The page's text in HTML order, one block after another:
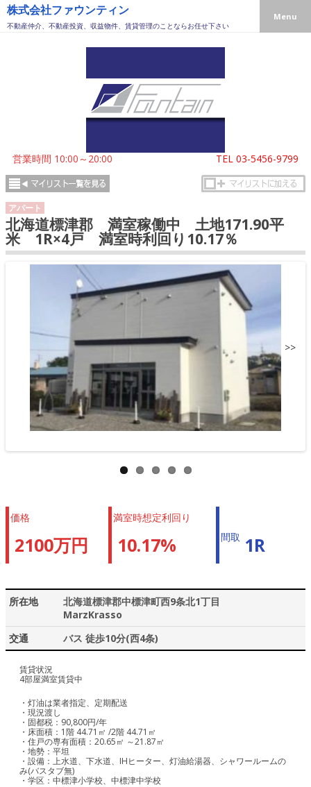
株式会社ファウンティン
不動産仲介、不動産投資、収益物件、賃貸管理のことならお任せ下さい
営業時間 10:00～20:00 TEL 03-5456-9799
Menu
アパート
北海道標津郡 満室稼働中 土地171.90平
米 1R×4戸 満室時利回り10.17％
>>
価格
2100万円
満室時想定利回り
10.17% 間取 1R
所在地
北海道標津郡中標津町西9条北1丁目
MarzKrasso
交通
バス 徒歩10分(西4条)
賃貸状況
4部屋満室賃貸中
・灯油は業者指定、定期配送
・現況渡し
・固都税：90,800円/年
・床面積：1階 44.71㎡ /2階 44.71㎡
・住戸の専有面積：20.65㎡ ～21.87㎡
・地勢：平坦
・設備：上水道、下水道、IHヒーター、灯油給湯器、シャワールームの
み(バスタブ無)
・学区：中標津小学校、中標津中学校